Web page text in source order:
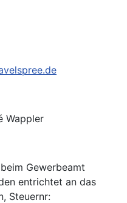
Wappler
Gewerbeamt
entrichtet an das
Steuernr: